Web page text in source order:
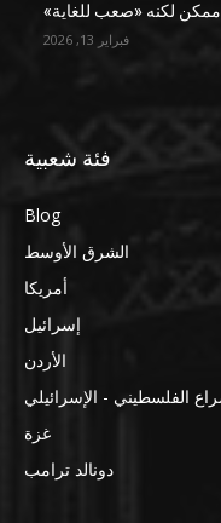
ممكن لكنه «صعب للغاية»
فبراير 13, 2026
فئة شعبية
Blog
الشرق الأوسط
أمريكا
إسرائيل
الأردن
الفلسطيني - الإسرائيلي
غزة
دونالد ترامب